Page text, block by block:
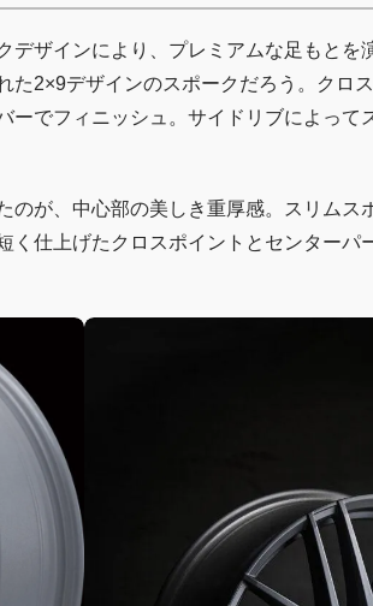
デザインにより、プレミアムな足もとを
た2×9デザインのスポークだろう。クロ
ーでフィニッシュ。サイドリブによって
のが、中心部の美しき重厚感。スリムス
く仕上げたクロスポイントとセンターパ